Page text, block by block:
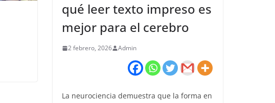
qué leer texto impreso es
mejor para el cerebro
2 febrero, 2026 Admin
La neurociencia demuestra que la forma en